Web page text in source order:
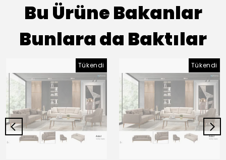
Bu Ürüne Bakanlar
Bunlara da Baktılar
Tükendi Tükendi